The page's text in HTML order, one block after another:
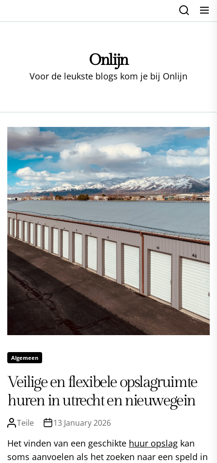
Onlijn
Voor de leukste blogs kom je bij Onlijn
Algemeen
Veilige en flexibele opslagruimte
huren in utrecht en nieuwegein
Teile 13 January 2026
Het vinden van een geschikte huur opslag kan
soms aanvoelen als het zoeken naar een speld in